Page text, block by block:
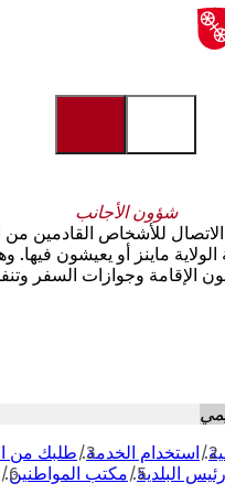
شؤون الأجانب
للأشخاص القادمين من
ماينز أو يعيشون فيها.
الإقامة وجوازات السفر وتنفذ
استخدام الخدمة طلبك من
البلدية مكتب المواطنين